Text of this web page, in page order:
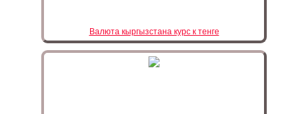
Валюта кыргызстана курс к тенге